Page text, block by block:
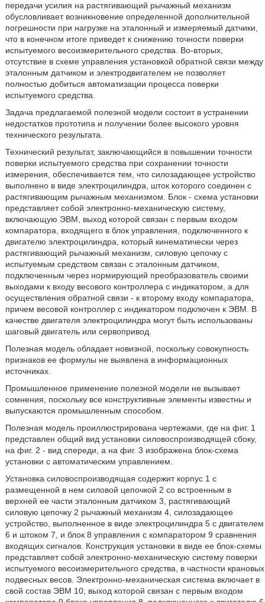
передачи усилия на растягивающий рычажный механизм
обусловливает возникновение определенной дополнительной
погрешности при нагрузке на эталонный и измеряемый датчики,
что в конечном итоге приведет к снижению точности поверки
испытуемого весоизмерительного средства. Во-вторых,
отсутствие в схеме управления установкой обратной связи между
эталонным датчиком и электродвигателем не позволяет
полностью добиться автоматизации процесса поверки
испытуемого средства.
Задача предлагаемой полезной модели состоит в устранении
недостатков прототипа и получении более высокого уровня
технического результата.
Технический результат, заключающийся в повышении точности
поверки испытуемого средства при сохранении точности
измерения, обеспечивается тем, что силозадающее устройство
выполнено в виде электроцилиндра, шток которого соединен с
растягивающим рычажным механизмом. Блок - схема установки
представляет собой электронно-механическую систему,
включающую ЭВМ, выход которой связан с первым входом
компаратора, входящего в блок управления, подключенного к
двигателю электроцилиндра, который кинематически через
растягивающий рычажный механизм, силовую цепочку с
испытуемым средством связан с эталонным датчиком,
подключенным через нормирующий преобразователь своими
выходами к входу весового контроллера с индикатором, а для
осуществления обратной связи - к второму входу компаратора,
причем весовой контроллер с индикатором подключен к ЭВМ. В
качестве двигателя электроцилиндра могут быть использованы
шаговый двигатель или сервопривод.
Полезная модель обладает новизной, поскольку совокупность
признаков ее формулы не выявлена в информационных
источниках.
Промышленное применение полезной модели не вызывает
сомнения, поскольку все конструктивные элементы известны и
выпускаются промышленным способом.
Полезная модель проиллюстрирована чертежами, где на фиг. 1
представлен общий вид установки силовоспроизводящей сбоку,
на фиг. 2 - вид спереди, а на фиг. 3 изображена блок-схема
установки с автоматическим управлением.
Установка силовоспроизводящая содержит корпус 1 с
размещенной в нем силовой цепочкой 2 со встроенным в
верхней ее части эталонным датчиком 3, растягивающий
силовую цепочку 2 рычажный механизм 4, силозадающее
устройство, выполненное в виде электроцилиндра 5 с двигателем
6 и штоком 7, и блок 8 управления с компаратором 9 сравнения
входящих сигналов. Конструкция установки в виде ее блок-схемы
представляет собой электронно-механическую систему поверки
испытуемого весоизмерительного средства, в частности крановых
подвесных весов. Электронно-механическая система включает в
свой состав ЭВМ 10, выход которой связан с первым входом